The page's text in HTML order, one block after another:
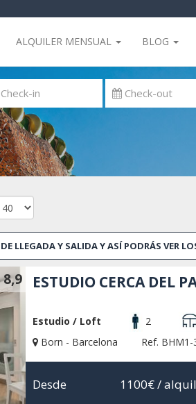
ALQUILER MENSUAL BLOG
LLEGADA Y SALIDA Y ASÍ PODRÁS VER
8,9 ESTUDIO CERCA DEL
Estudio / Loft 2
Born - Barcelona
Ref. BHM1-
Desde 1100€/